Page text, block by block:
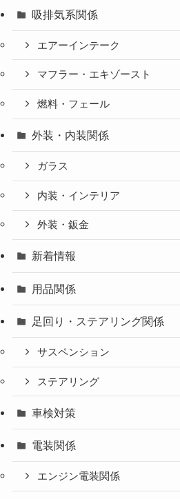
吸排気系関係
エアーインテーク
マフラー・エキゾースト
燃料・フェール
外装・内装関係
ガラス
内装・インテリア
外装・鈑金
新着情報
用品関係
足回り・ステアリング関係
サスペンション
ステアリング
車検対策
電装関係
エンジン電装関係